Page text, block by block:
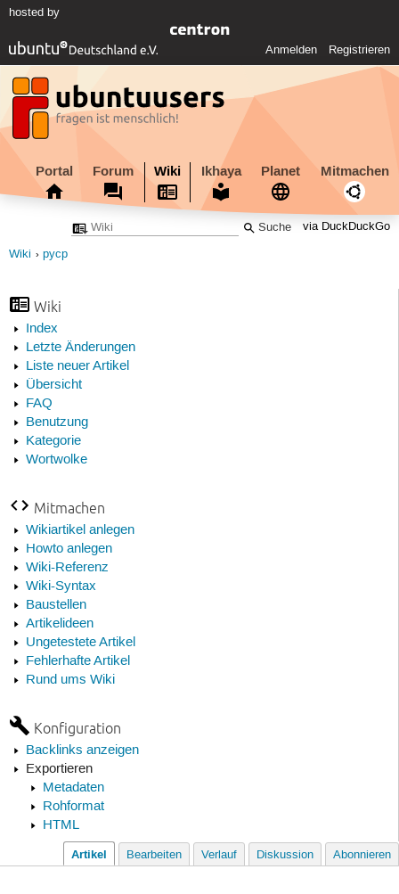
hosted by
Anmelden Registrieren
Portal Forum Wiki Ikhaya Planet Mitmachen
via DuckDuckGo
Wiki pycp
Wiki
Index
Letzte Änderungen
Liste neuer Artikel
Übersicht
FAQ
Benutzung
Kategorie
Wortwolke
Mitmachen
Wikiartikel anlegen
Howto anlegen
Wiki-Referenz
Wiki-Syntax
Baustellen
Artikelideen
Ungetestete Artikel
Fehlerhafte Artikel
Rund ums Wiki
Konfiguration
Backlinks anzeigen
Exportieren
Metadaten
Rohformat
HTML
Artikel Bearbeiten Verlauf Diskussion Abonnieren